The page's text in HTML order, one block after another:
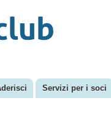
Servizi per i soci